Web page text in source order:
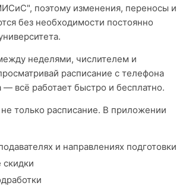
поэтому изменения, переносы и
без необходимости постоянно
неделями, числителем и
расписание с телефона
всё работает быстро и бесплатно.
только расписание. В приложении
и направлениях подготовки
скидки